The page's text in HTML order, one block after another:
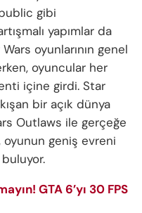
gibi
yapımlar da
oyunlarının genel
oyuncular her
içine girdi. Star
bir açık dünya
Outlaws ile gerçeğe
geniş evreni
GTA 6’yı 30 FPS